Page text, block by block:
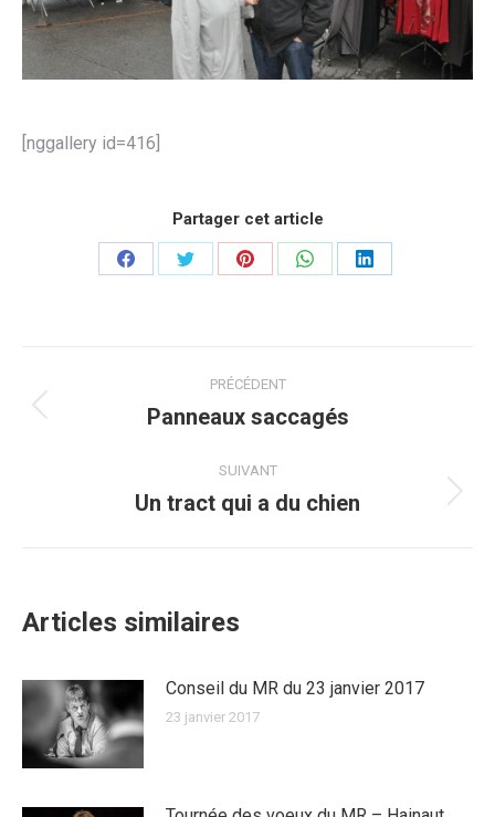
[nggallery id=416]
Partager cet article
PartagerPartagerPartagerPartagerPartager
article
PRÉCÉDENT
Article
:
Panneaux saccagés
SUIVANT
Article
Un tract qui a du chien
Articles similaires
Conseil du MR du 23 janvier 2017
23 janvier 2017